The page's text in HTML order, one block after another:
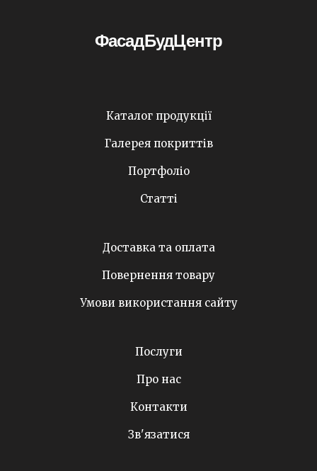
ФасадБудЦентр
Каталог продукції
Галерея покриттів
Портфоліо
Статті
Доставка та оплата
Повернення товару
Умови використання сайту
Послуги
Про нас
Контакти
Зв'язатися